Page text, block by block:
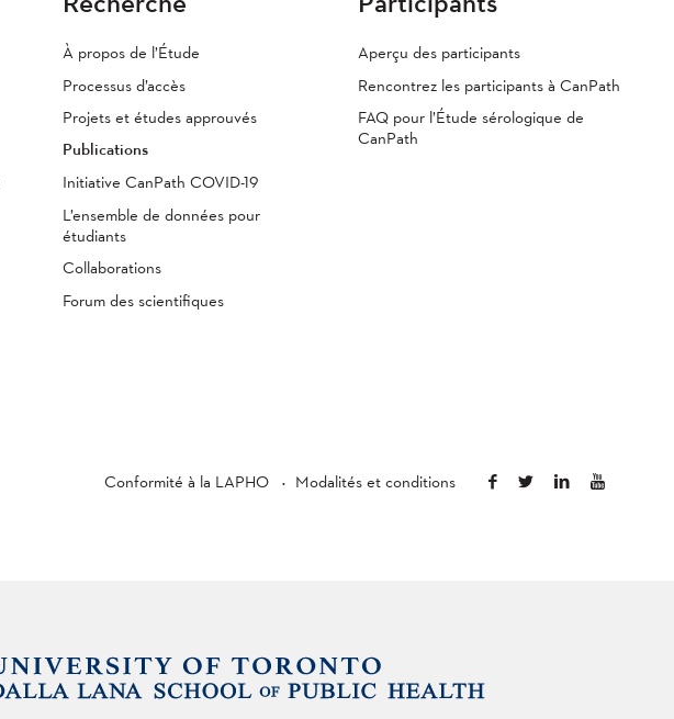
À propos de l’Étude
Processus d’accès
Projets et études approuvés
Publications
Initiative CanPath COVID-19
L’ensemble de données pour
étudiants
Collaborations
Forum des scientifiques
Aperçu des participants
Rencontrez les participants à CanPath
FAQ pour l’Étude sérologique de
CanPath
Conformité à la LAPHO Modalités et conditions